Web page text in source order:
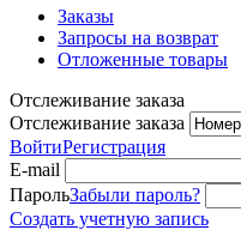
Заказы
Запросы на возврат
Отложенные товары
Отслеживание заказа
Отслеживание заказа
ВойтиРегистрация
E-mail
ПарольЗабыли пароль?
Создать учетную запись